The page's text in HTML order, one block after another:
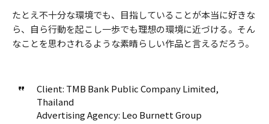
たとえ不十分な環境でも、目指していることが本当に好きな
ら、自ら行動を起こし一歩でも理想の環境に近づける。そん
なことを思わされるような素晴らしい作品と言えるだろう。
Client: TMB Bank Public Company Limited,
Thailand
Advertising Agency: Leo Burnett Group